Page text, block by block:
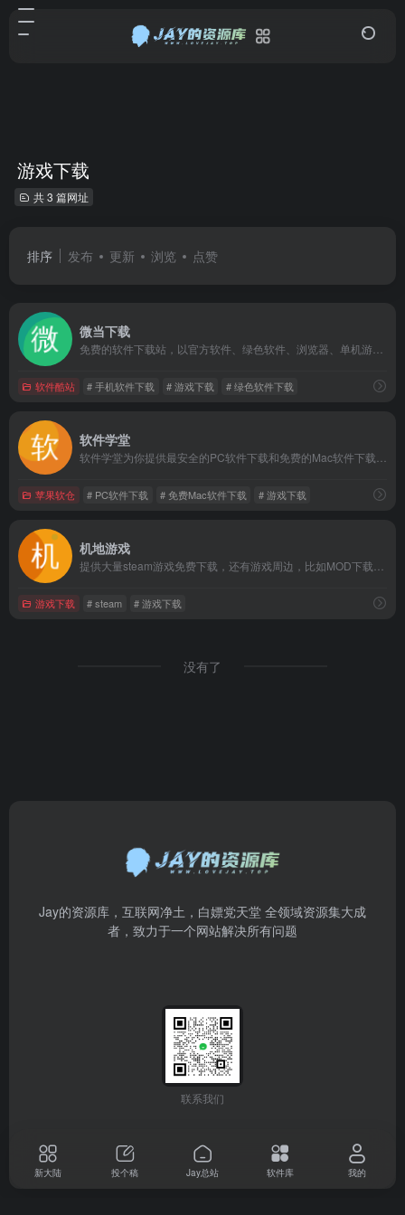
游戏下载
共 3 篇网址
排序 发布 更新 浏览 点赞
微当下载
软件酷站 # 手机软件下载 # 游戏下载 # 绿色软件下载
软件学堂
苹果软仓 # PC软件下载 # 免费Mac软件下载 # 游戏下载
机地游戏
游戏下载 # steam # 游戏下载
没有了
Jay的资源库，互联网净土，白嫖党天堂 全领域资源集大成
者，致力于一个网站解决所有问题
联系我们
新大陆 投个稿 Jay总站 软件库 我的